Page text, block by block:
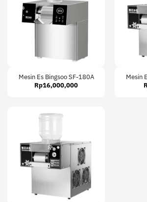
Mesin Es Bingsoo SF-180A
Rp16,000,000
Mesin